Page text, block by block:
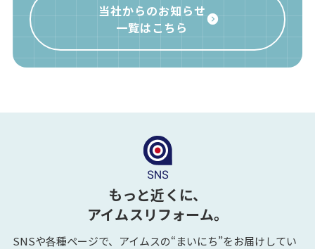
当社からのお知らせ
一覧はこちら
もっと近くに、
アイムスリフォーム。
SNSや各種ページで、アイムスの“まいにち”をお届けしてい